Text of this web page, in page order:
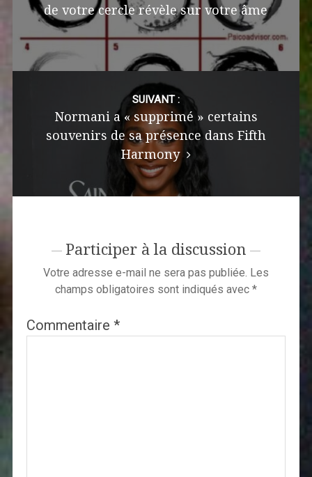
de votre cercle révèle sur votre âme
SUIVANT :
Normani a « supprimé » certains
souvenirs de sa présence dans Fifth
Harmony
Participer à la discussion
Votre adresse e-mail ne sera pas publiée. Les
champs obligatoires sont indiqués avec *
Commentaire *